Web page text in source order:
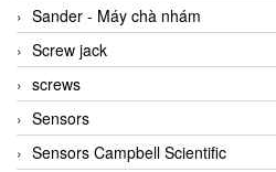
BURLING INSTRUMENTS
Burster
BUSCHJOST
Calectro
Campbell Scientific
Sander - Máy chà nhám
Screw jack
screws
Sensors
Sensors Campbell Scientific